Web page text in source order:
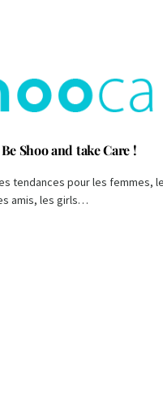
Be Shoo and take Care !
tendances pour les femmes,
amis, les girls…